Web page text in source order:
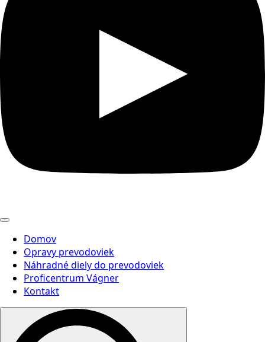
Domov
Opravy prevodoviek
Náhradné diely do prevodoviek
Proficentrum Vágner
Kontakt